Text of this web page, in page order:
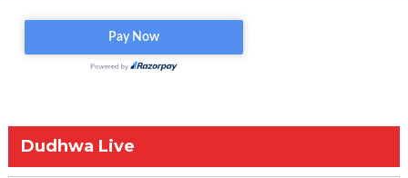
Dudhwa Live